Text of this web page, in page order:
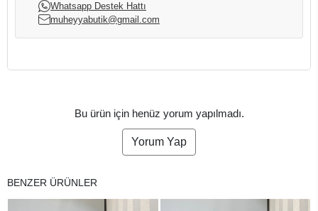
Whatsapp Destek Hattı
muheyyabutik@gmail.com
Bu ürün için henüz yorum yapılmadı.
Yorum Yap
BENZER ÜRÜNLER